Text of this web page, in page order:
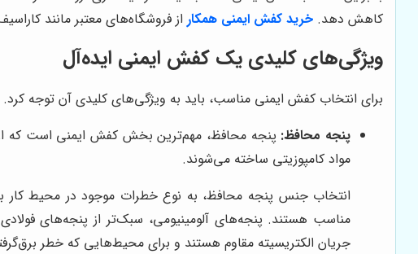
کاهش دهد. خرید کفش ایمنی همکار از فروشگاه‌های معتبر مانند
ویژگی‌های کلیدی یک کفش ایمنی ایده‌آل
برای انتخاب کفش ایمنی مناسب، باید به ویژگی‌های کلیدی آن توجه کرد.
پنجه محافظ: پنجه محافظ، مهم‌ترین بخش کفش ایمنی است که از
مواد کامپوزیتی ساخته می‌شوند.
انتخاب جنس پنجه محافظ، به نوع خطرات موجود در محیط کار
مناسب هستند. پنجه‌های آلومینیومی، سبک‌تر از پنجه‌های
جریان الکتریسیته مقاوم هستند و برای محیط‌هایی که خطر